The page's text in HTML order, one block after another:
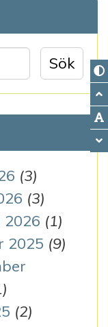
(3)
(3)
(1)
2025 (9)
(2)